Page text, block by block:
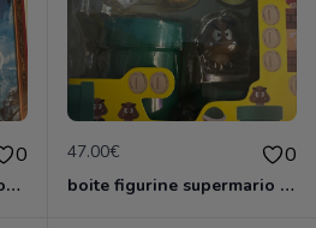
0
livre haut elfes games worshop nruf
47.00€ 0
boite figurine supermario shfiguarts neuf scelle